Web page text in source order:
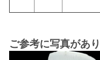
地
ご参考に写真があ